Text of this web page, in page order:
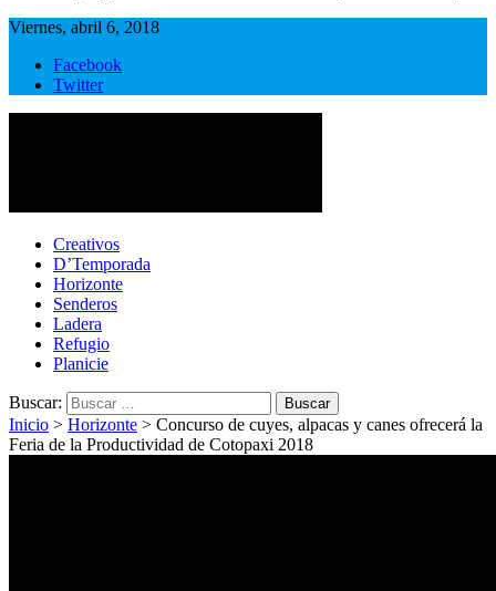
Viernes, abril 6, 2018
Facebook
Twitter
Cotopaxi Noticias
Primer periódico multimedia del centro del país
Creativos
D’Temporada
Horizonte
Senderos
Ladera
Refugio
Planicie
Buscar:
Inicio > Horizonte > Concurso de cuyes, alpacas y canes ofrecerá la
Feria de la Productividad de Cotopaxi 2018